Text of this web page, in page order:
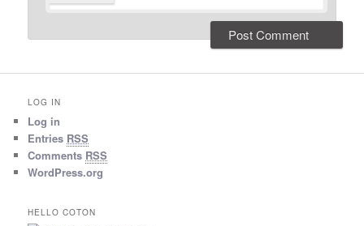
LOG IN
Log in
Entries RSS
Comments RSS
WordPress.org
HELLO COTON